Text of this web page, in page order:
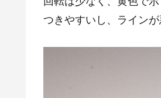
つきやすいし、ライン